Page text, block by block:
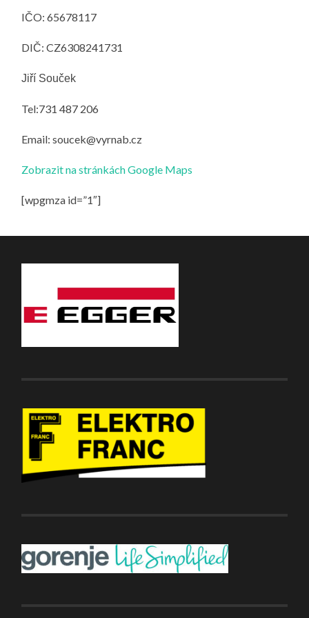
IČO: 65678117
DIČ: CZ6308241731
Jiří Souček
Tel:731 487 206
Email: soucek@vyrnab.cz
Zobrazit na stránkách Google Maps
[wpgmza id=”1″]